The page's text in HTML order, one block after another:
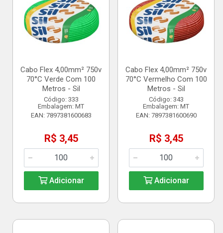
Cabo Flex 4,00mm² 750v
70°C Verde Com 100
Metros - Sil
Código: 333
Embalagem: MT
EAN: 7897381600683
R$ 3,45
Adicionar
Cabo Flex 4,00mm² 750v
70°C Vermelho Com 100
Metros - Sil
Código: 343
Embalagem: MT
EAN: 7897381600690
R$ 3,45
Adicionar